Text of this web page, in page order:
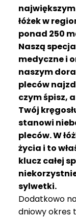
łóżek w
ponad 250
Naszą
medyczne i
naszym
pleców
czym śpisz,
Twój
stanowi
pleców. W
życia i to
klucz całej
sylwetki.
Dodatkowo
dniowy okres